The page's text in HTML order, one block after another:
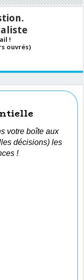
!
ouvrés)
votre boîte aux
décisions) les
!